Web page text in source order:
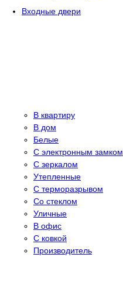
Входные двери
В квартиру
В дом
Белые
С электронным замком
С зеркалом
Утепленные
С терморазрывом
Со стеклом
Уличные
В офис
С ковкой
Производитель